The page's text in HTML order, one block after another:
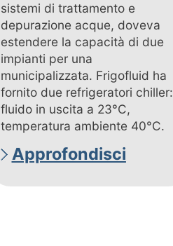
sistemi di trattamento e
depurazione acque, doveva
estendere la capacità di due
impianti per una
municipalizzata. Frigofluid ha
fornito due refrigeratori chiller:
fluido in uscita a 23°C,
temperatura ambiente 40°C.
Approfondisci